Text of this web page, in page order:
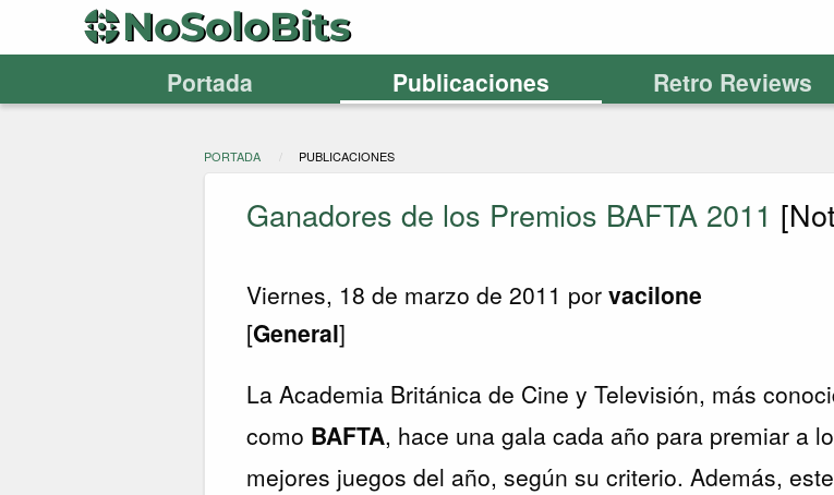
Portada Publicaciones Retro Reviews
PORTADA PUBLICACIONES
Ganadores de los Premios BAFTA 2011
Viernes, 18 de marzo de 2011 porvacilone
[General]
La Academia Británica de Cine y Televisión, más
como BAFTA, hace una gala cada año para premiar a
mejores juegos del año, según su criterio. Además,